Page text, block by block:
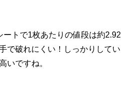
トで1枚あたりの値段は約2.92
で破れにくい！しっかりしてい
いですね。